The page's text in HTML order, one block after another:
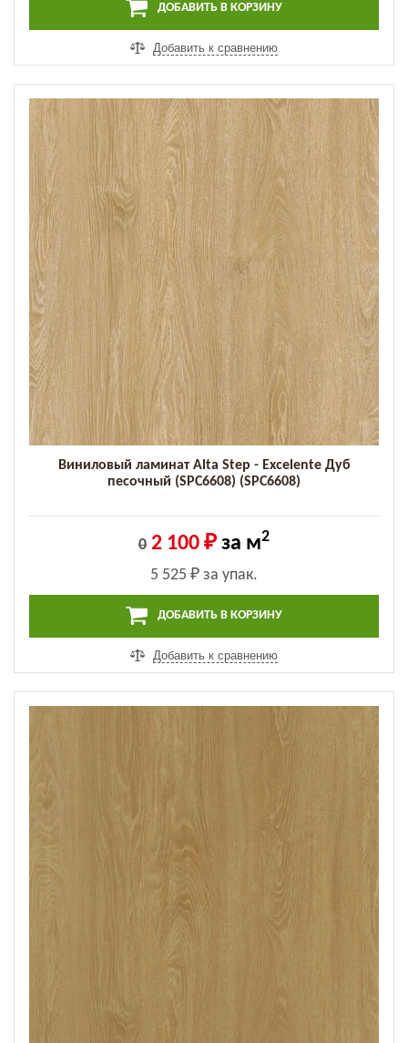
ДОБАВИТЬ В КОРЗИНУ
Добавить к сравнению
Виниловый ламинат Alta Step - Excelente Дуб
песочный (SPC6608) (SPC6608)
0 2 100 ₽ за м2
5 525 ₽ за упак.
ДОБАВИТЬ В КОРЗИНУ
Добавить к сравнению